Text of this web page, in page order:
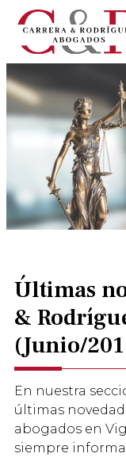
Últimas
&
(Junio/
En nuestra
últimas
abogados en
siempre